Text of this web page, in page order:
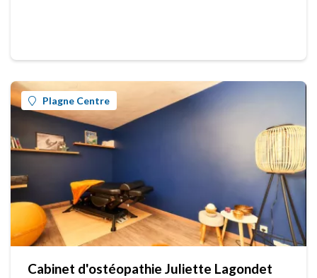
Plagne Centre
Cabinet d'ostéopathie Juliette Lagondet